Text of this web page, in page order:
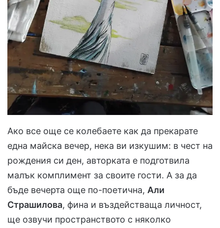
Ако все още се колебаете как да прекарате
една майска вечер, нека ви изкушим: в чест на
рождения си ден, авторката е подготвила
малък комплимент за своите гости. А за да
бъде вечерта още по-поетична, Али
Страшилова, фина и въздействаща личност,
ще озвучи пространството с няколко